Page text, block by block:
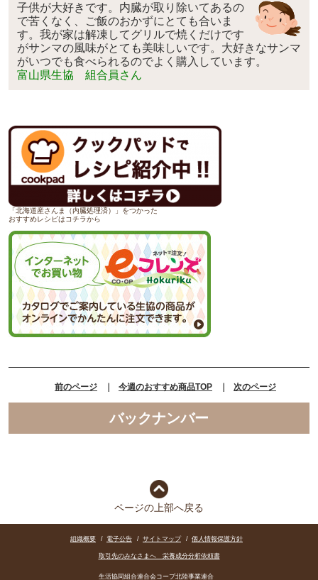
子供が大好きです。内臓が取り除いてあるの
で苦くなく、ご飯のおかずにとても合いま
す。我が家は解凍してグリルで焼くだけです
がサンマの風味がとても美味しいです。大好きなサンマ
がいつでも食べられるのでよく購入しています。
富山県生協 組合員さん
「北海道産さんま（内臓処理済）」をつかった
おすすめレシピはコチラから
前のページ 今週のおすすめ商品TOP 次のページ
バックナンバー
ページの上部へ戻る
組織概要 / 電子公告 / サイトマップ / 個人情報保護方針
取引先のみなさまへ 栄養成分分析依頼書
生活協同組合連合会コープ北陸事業連合